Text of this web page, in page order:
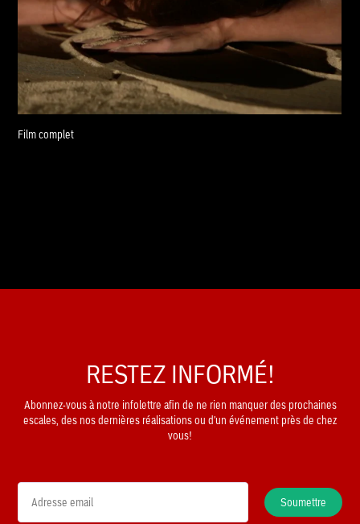
Film complet
RESTEZ INFORMÉ!
Abonnez-vous à notre infolettre afin de ne rien manquer des prochaines
escales, des nos dernières réalisations ou d'un événement près de chez
vous!
Soumettre